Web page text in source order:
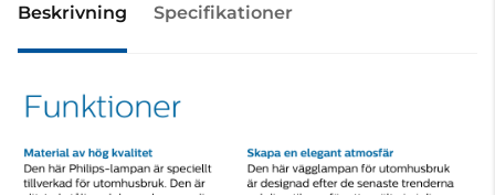
Beskrivning Specifikationer